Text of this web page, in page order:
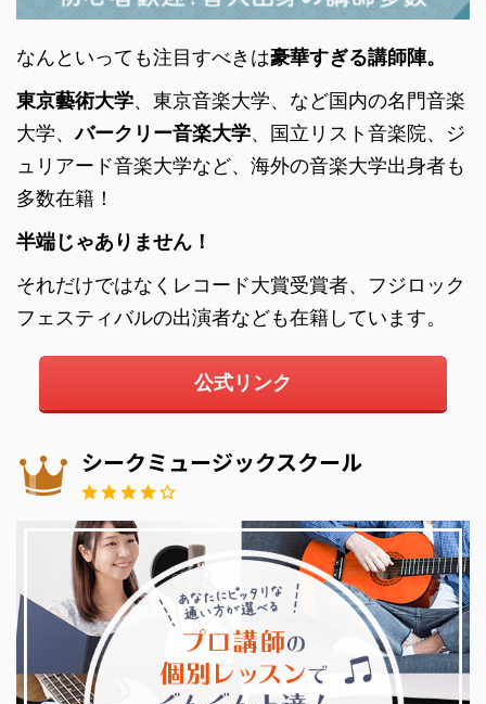
なんといっても注目すべきは豪華すぎる講師陣。
東京藝術大学、東京音楽大学、など国内の名門音楽
大学、バークリー音楽大学、国立リスト音楽院、ジ
ュリアード音楽大学など、海外の音楽大学出身者も
多数在籍！
半端じゃありません！
それだけではなくレコード大賞受賞者、フジロック
フェスティバルの出演者なども在籍しています。
公式リンク
シークミュージックスクール